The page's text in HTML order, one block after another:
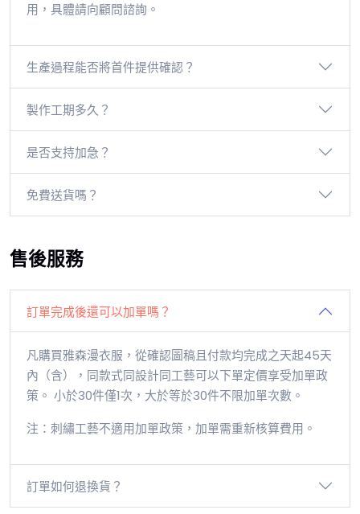
用，具體請向顧問諮詢。
生產過程能否將首件提供確認？
製作工期多久？
是否支持加急？
免費送貨嗎？
售後服務
訂單完成後還可以加單嗎？
凡購買雅森漫衣服，從確認圖稿且付款均完成之天起45天
內（含），同款式同設計同工藝可以下單定價享受加單政
策。 小於30件僅1次，大於等於30件不限加單次數。
注：刺繡工藝不適用加單政策，加單需重新核算費用。
訂單如何退換貨？